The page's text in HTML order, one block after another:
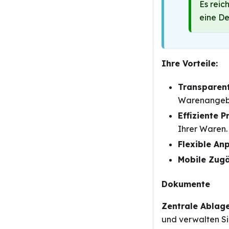
Es
eine
Ihre Vorteile:
Effiziente
Ihrer Waren.
Flexible
Mobile
Dokumente
Zentrale
und verwalten